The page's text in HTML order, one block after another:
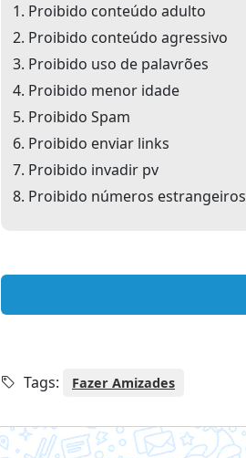
Proibido conteúdo adulto
Proibido conteúdo agressivo
Proibido uso de palavrões
Proibido menor idade
Proibido Spam
Proibido enviar links
Proibido invadir pv
Proibido números estrangeiros
Tags: Fazer Amizades